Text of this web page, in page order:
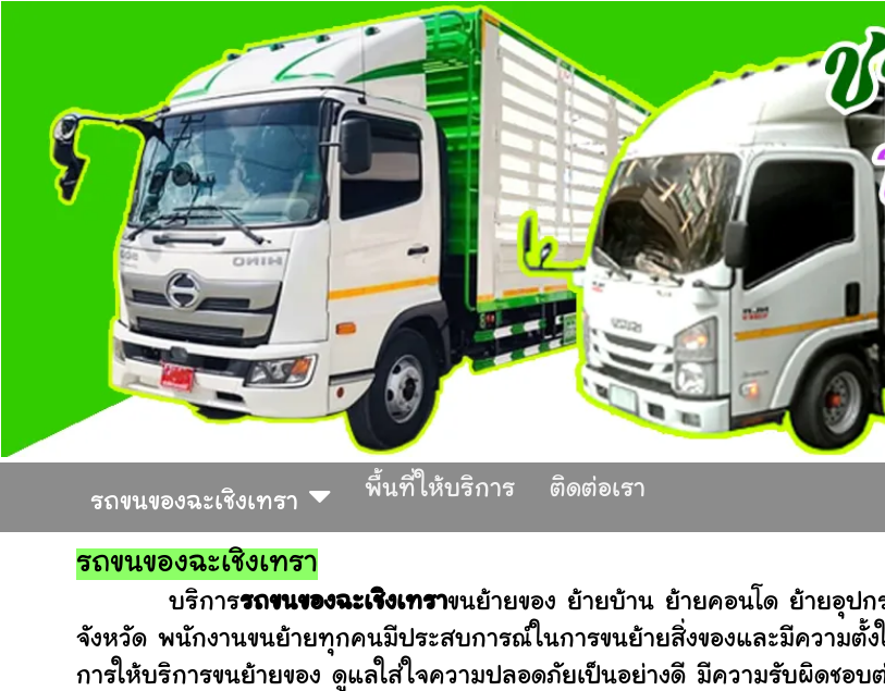
รถขนของฉะเชิงเทรา
พื้นที่ให้บริการ ติดต่อเรา
รถขนของฉะเชิงเทรา
บริการรถขนของฉะเชิงเทราขนย้ายของ ย้ายบ้าน ย้ายคอนโด ย้ายอุป
จังหวัด พนักงานขนย้ายทุกคนมีประสบการณ์ในการขนย้ายสิ่งของและมีความตั้ง
การให้บริการขนย้ายของ ดูแลใส่ใจความปลอดภัยเป็นอย่างดี มีความรับผิดช